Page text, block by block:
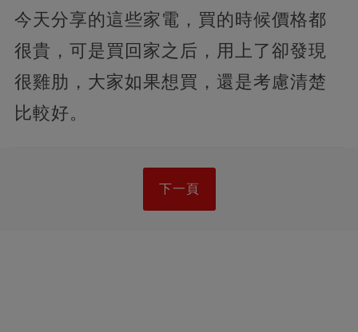
今天分享的這些家電，買的時候價格都
很貴，可是買回家之后，用上了卻發現
很雞肋，大家如果想買，還是考慮清楚
比較好。
下一頁